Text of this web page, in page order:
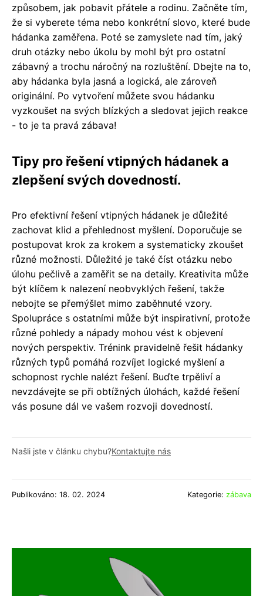
způsobem, jak pobavit přátele a rodinu. Začněte tím,
že si vyberete téma nebo konkrétní slovo, které bude
hádanka zaměřena. Poté se zamyslete nad tím, jaký
druh otázky nebo úkolu by mohl být pro ostatní
zábavný a trochu náročný na rozluštění. Dbejte na to,
aby hádanka byla jasná a logická, ale zároveň
originální. Po vytvoření můžete svou hádanku
vyzkoušet na svých blízkých a sledovat jejich reakce
- to je ta pravá zábava!
Tipy pro řešení vtipných hádanek a
zlepšení svých dovedností.
Pro efektivní řešení vtipných hádanek je důležité
zachovat klid a přehlednost myšlení. Doporučuje se
postupovat krok za krokem a systematicky zkoušet
různé možnosti. Důležité je také číst otázku nebo
úlohu pečlivě a zaměřit se na detaily. Kreativita může
být klíčem k nalezení neobvyklých řešení, takže
nebojte se přemýšlet mimo zaběhnuté vzory.
Spolupráce s ostatními může být inspirativní, protože
různé pohledy a nápady mohou vést k objevení
nových perspektiv. Trénink pravidelně řešit hádanky
různých typů pomáhá rozvíjet logické myšlení a
schopnost rychle nalézt řešení. Buďte trpěliví a
nevzdávejte se při obtížných úlohách, každé řešení
vás posune dál ve vašem rozvoji dovedností.
Našli jste v článku chybu?Kontaktujte nás
Publikováno: 18. 02. 2024 Kategorie: zábava